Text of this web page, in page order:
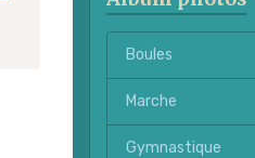
Boules
Marche
Gymnastique